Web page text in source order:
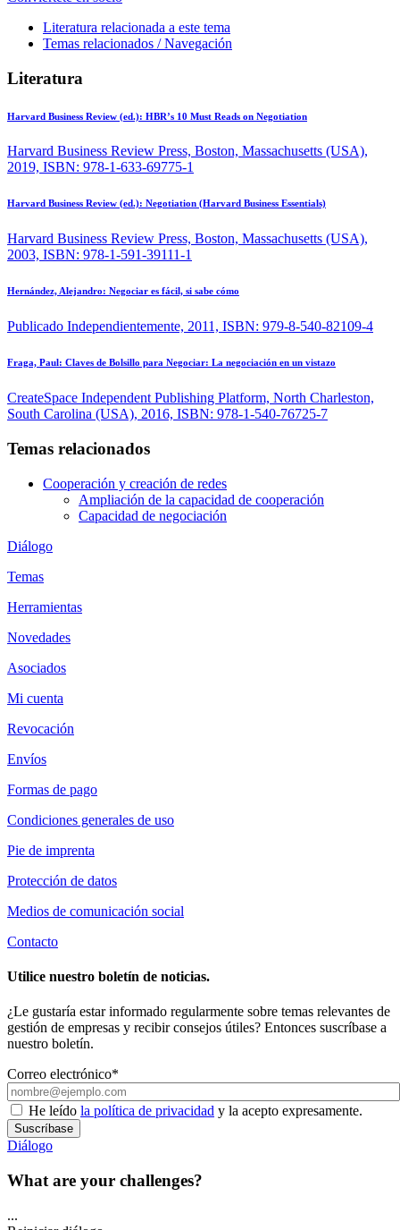
Literatura relacionada a este tema
Temas relacionados / Navegación
Literatura
Harvard Business Review (ed.): HBR’s 10 Must Reads on Negotiation
Harvard Business Review Press, Boston, Massachusetts (USA),
2019, ISBN: 978-1-633-69775-1
Harvard Business Review (ed.): Negotiation (Harvard Business Essentials)
Harvard Business Review Press, Boston, Massachusetts (USA),
2003, ISBN: 978-1-591-39111-1
Hernández, Alejandro: Negociar es fácil, si sabe cómo
Publicado Independientemente, 2011, ISBN: 979-8-540-82109-4
Fraga, Paul: Claves de Bolsillo para Negociar: La negociación en un vistazo
CreateSpace Independent Publishing Platform, North Charleston,
South Carolina (USA), 2016, ISBN: 978-1-540-76725-7
Temas relacionados
Cooperación y creación de redes
Ampliación de la capacidad de cooperación
Capacidad de negociación
Diálogo
Temas
Herramientas
Novedades
Asociados
Mi cuenta
Revocación
Envíos
Formas de pago
Condiciones generales de uso
Pie de imprenta
Protección de datos
Medios de comunicación social
Contacto
Utilice nuestro boletín de noticias.
¿Le gustaría estar informado regularmente sobre temas relevantes de
gestión de empresas y recibir consejos útiles? Entonces suscríbase a
nuestro boletín.
Correo electrónico*
He leído la política de privacidad y la acepto expresamente.
Suscríbase
Diálogo
What are your challenges?
...